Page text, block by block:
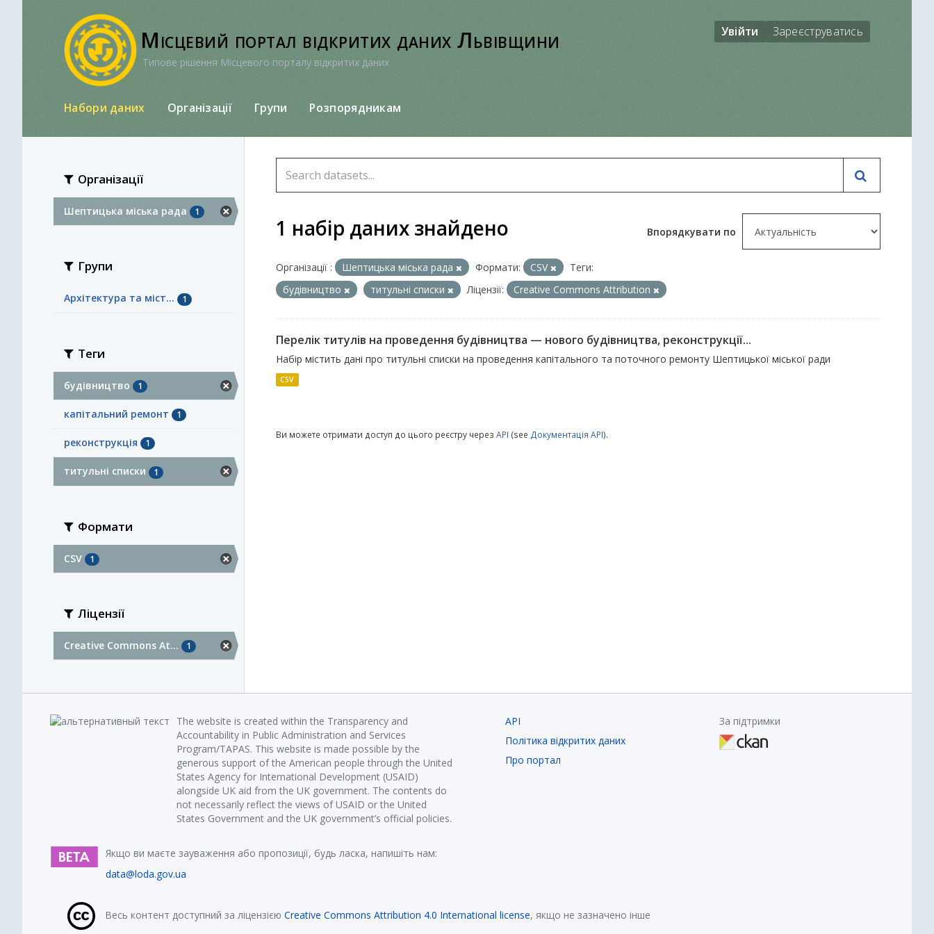
Місцевий портал відкритих даних Львівщини
Типове рішення Місцевого порталу відкритих даних
Увійти Зареєструватись
Набори даних Організації Групи Розпорядникам
Організації
Шептицька міська рада 1
Групи
Архітектура та міст... 1
Теги
будівництво 1
капітальний ремонт 1
реконструкція 1
титульні списки 1
Формати
CSV 1
Ліцензії
Creative Commons At... 1
Впорядкувати по
1 набір даних знайдено
Організації : Шептицька міська рада Формати: CSV
Теги:
будівництво
титульні списки Ліцензії: Creative Commons Attribution
Перелік титулів на проведення будівництва — нового будівництва, реконструкції...
Набір містить дані про титульні списки на проведення капітального та поточного ремонту Шептицької міської ради
CSV
Ви можете отримати доступ до цього реєстру через API (see Документація API).
The website is created within the Transparency and
Accountability in Public Administration and Services
Program/TAPAS. This website is made possible by the
generous support of the American people through the United
States Agency for International Development (USAID)
alongside UK aid from the UK government. The contents do
not necessarily reflect the views of USAID or the United
States Government and the UK government’s official policies.
Якщо ви маєте зауваження або пропозиції, будь ласка, напишіть нам:
data@loda.gov.ua
API
Політика відкритих даних
Про портал
За підтримки
Весь контент доступний за ліцензією Creative Commons Attribution 4.0 International license, якщо не зазначено інше